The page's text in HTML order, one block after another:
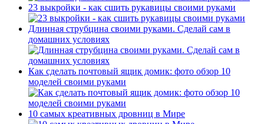
23 выкройки - как сшить рукавицы своими руками
Длинная струбцина своими руками. Сделай сам в
домашних условиях
Как сделать почтовый ящик домик: фото обзор 10
моделей своими руками
10 самых креативных дровниц в Мире